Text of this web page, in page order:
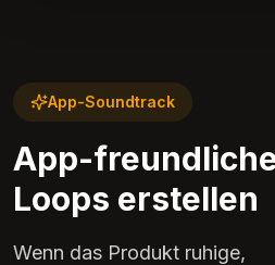
App-Soundtrack
App-
Loops erstellen
Wenn das Produkt ruhige,